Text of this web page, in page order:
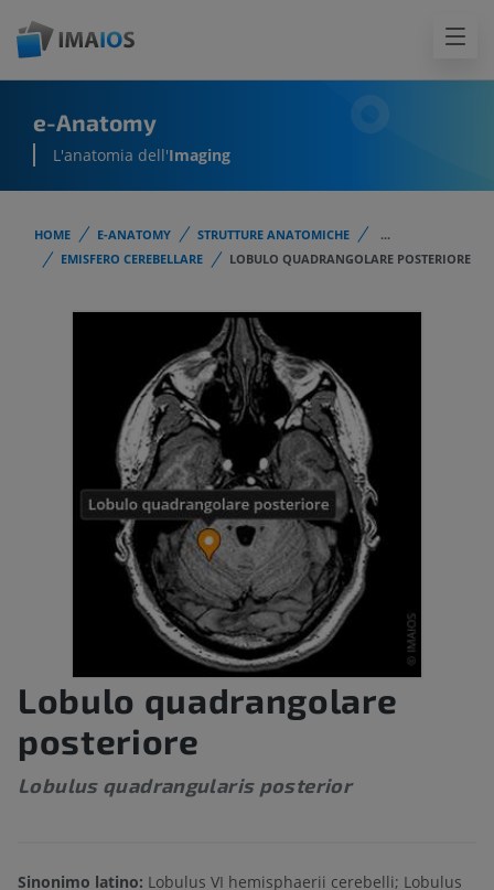
e-Anatomy
L'anatomia dell'Imaging
HOME E-ANATOMY STRUTTURE ANATOMICHE
...
EMISFERO CEREBELLARE
LOBULO QUADRANGOLARE POSTERIORE
Lobulo quadrangolare
posteriore
Lobulus quadrangularis posterior
Sinonimo latino: Lobulus VI hemisphaerii cerebelli; Lobulus